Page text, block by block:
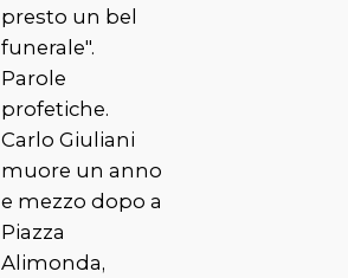
presto un bel
funerale".
Parole
profetiche.
Carlo Giuliani
muore un anno
e mezzo dopo a
Piazza
Alimonda,